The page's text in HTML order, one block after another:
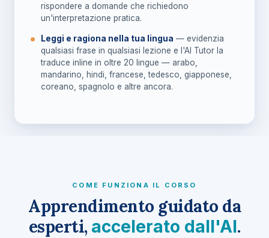
rispondere a domande che richiedono
un'interpretazione pratica.
Leggi e ragiona nella tua lingua — evidenzia
qualsiasi frase in qualsiasi lezione e l'AI Tutor la
traduce inline in oltre 20 lingue — arabo,
mandarino, hindi, francese, tedesco, giapponese,
coreano, spagnolo e altre ancora.
COME FUNZIONA IL CORSO
Apprendimento guidato da
esperti, accelerato dall'AI.